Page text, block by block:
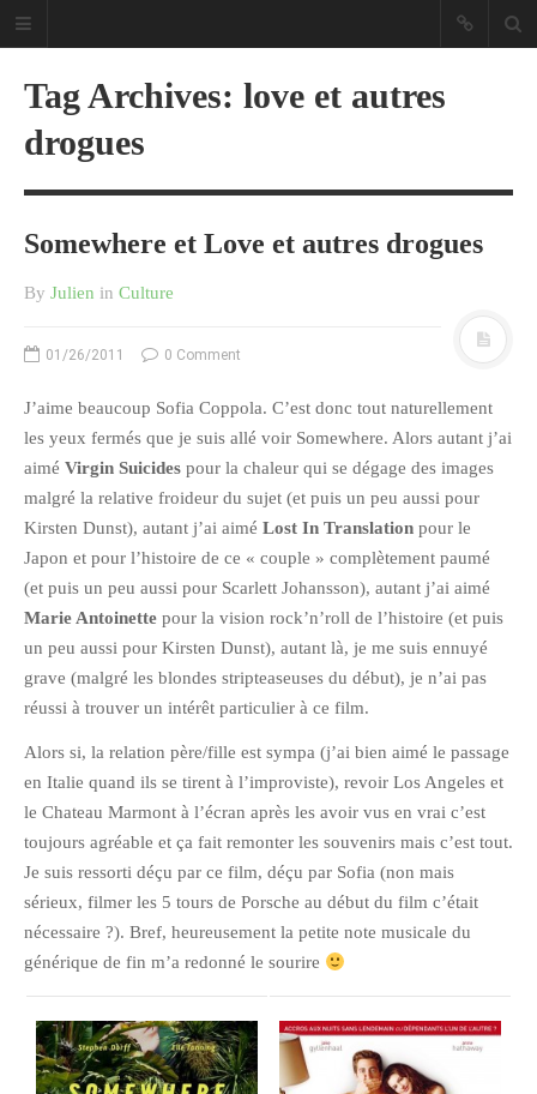
CATÉGORIES
Ailleurs
Ma Vie.com
Miaaam!
Pendant Ce Temps À Véra Cruz
Pix&Music
Trouvailles
Vendredi Cinéma
BLOGROLL
Julien
Vânia
avril 2016
Tag Archives: love et autres
drogues
Somewhere et Love et autres drogues
By Julien in Culture
01/26/2011 0 Comment
J’aime beaucoup Sofia Coppola. C’est donc tout naturellement
les yeux fermés que je suis allé voir Somewhere. Alors autant j’ai
aimé Virgin Suicides pour la chaleur qui se dégage des images
malgré la relative froideur du sujet (et puis un peu aussi pour
Kirsten Dunst), autant j’ai aimé Lost In Translation pour le
Japon et pour l’histoire de ce « couple » complètement paumé
(et puis un peu aussi pour Scarlett Johansson), autant j’ai aimé
Marie Antoinette pour la vision rock’n’roll de l’histoire (et puis
un peu aussi pour Kirsten Dunst), autant là, je me suis ennuyé
grave (malgré les blondes stripteaseuses du début), je n’ai pas
réussi à trouver un intérêt particulier à ce film.
Alors si, la relation père/fille est sympa (j’ai bien aimé le passage
en Italie quand ils se tirent à l’improviste), revoir Los Angeles et
le Chateau Marmont à l’écran après les avoir vus en vrai c’est
toujours agréable et ça fait remonter les souvenirs mais c’est tout.
Je suis ressorti déçu par ce film, déçu par Sofia (non mais
sérieux, filmer les 5 tours de Porsche au début du film c’était
nécessaire ?). Bref, heureusement la petite note musicale du
générique de fin m’a redonné le sourire